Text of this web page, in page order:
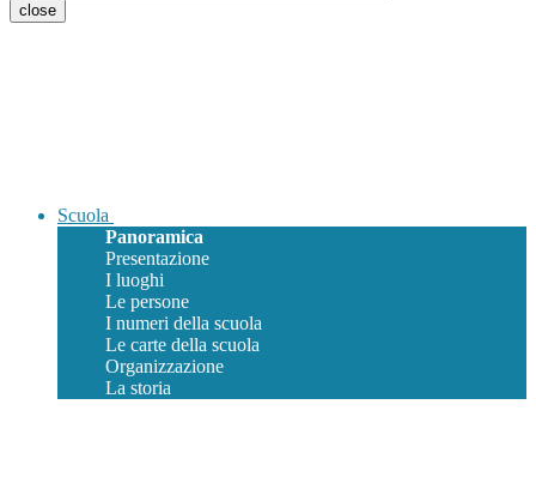
close
Scuola
Panoramica
Presentazione
I luoghi
Le persone
I numeri della scuola
Le carte della scuola
Organizzazione
La storia